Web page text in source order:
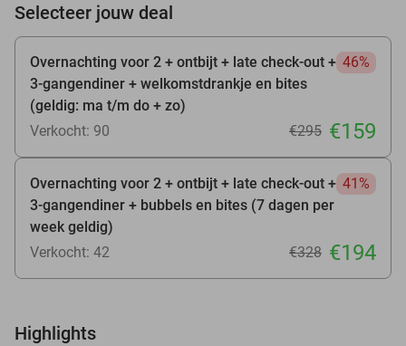
Selecteer jouw deal
Overnachting voor 2 + ontbijt + late check-out +
3-gangendiner + welkomstdrankje en bites
(geldig: ma t/m do + zo)
46%
Verkocht: 90 €295 €159
Overnachting voor 2 + ontbijt + late check-out +
3-gangendiner + bubbels en bites (7 dagen per
week geldig)
41%
Verkocht: 42 €328 €194
Highlights